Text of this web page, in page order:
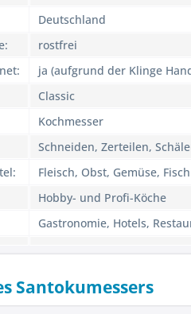
Deutschland
rostfrei
ja (aufgrund der Klinge
Classic
Kochmesser
Schneiden, Zerteilen,
Fleisch, Obst, Gemüse, Fisch
Hobby- und Profi-Köche
Gastronomie, Hotels,
Santokumessers